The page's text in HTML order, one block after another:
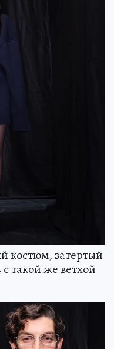
костюм, затертый
такой же ветхой